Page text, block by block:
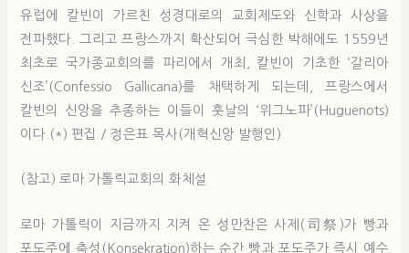
유럽에 칼빈이 가르친 성경대로의 교회제도와 신학과 사상을
전파했다. 그리고 프랑스까지 확산되어 극심한 박해에도 1559년
최초로 국가종교회의를 파리에서 개최, 칼빈이 기초한 ‘갈리아
신조’(Confessio Gallicana)를 채택하게 되는데, 프랑스에서
칼빈의 신앙을 추종하는 이들이 훗날의 ‘위그노파’(Huguenots)
이다.(*) 편집 / 정은표 목사(개혁신앙 발행인)
(참고) 로마 가톨릭교회의 화체설
로마 가톨릭이 지금까지 지켜 온 성만찬은 사제(司祭)가 빵과
포도주에 축성(Konsekration)하는 순간 빵과 포도주가 즉시 예수